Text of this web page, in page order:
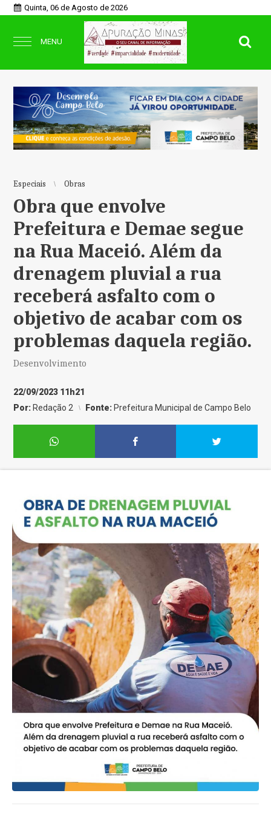
Quinta, 06 de Agosto de 2026
MENU
Especiais Obras
Obra que envolve
Prefeitura e Demae segue
na Rua Maceió. Além da
drenagem pluvial a rua
receberá asfalto com o
objetivo de acabar com os
problemas daquela região.
Desenvolvimento
22/09/2023 11h21
Por: Redação 2 Fonte: Prefeitura Municipal de Campo Belo